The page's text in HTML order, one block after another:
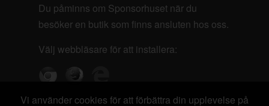
Du påminns om Sponsorhuset när du
besöker en butik som finns ansluten hos oss.
Välj webbläsare för att installera:
Vi använder cookies för att förbättra din upplevelse på